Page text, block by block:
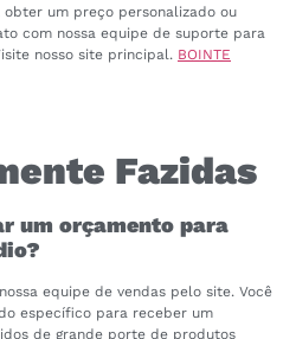
um preço personalizado ou
com nossa equipe de suporte para
nosso site principal. BOINTE
Fazidas
um orçamento para
equipe de vendas pelo site. Você
específico para receber um
de grande porte de produtos